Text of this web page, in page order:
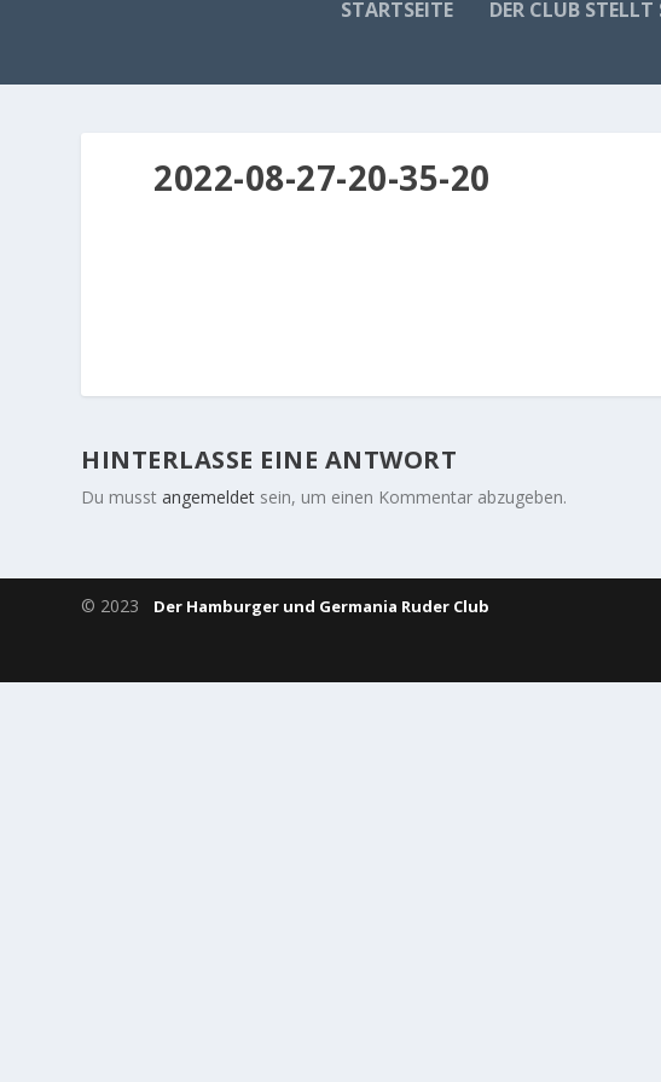
STARTSEITE DER CLUB
2022-08-27-20-35-20
HINTERLASSE EINE ANTWORT
Du musstangemeldet sein, um einen Kommentar abzugeben.
© 2023 Der Hamburger und Germania Ruder Club